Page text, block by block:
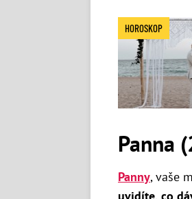
HOROSKOP
Panna
Panny, vaše
uvidíte, co